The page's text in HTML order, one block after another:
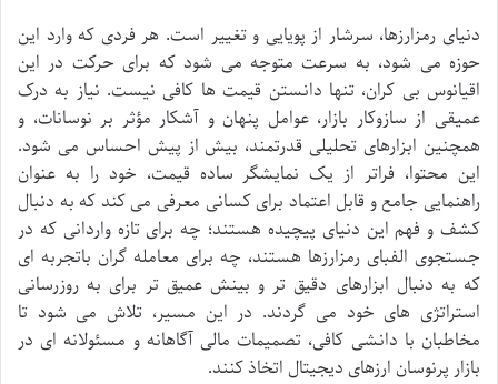
دنیای رمزارزها، سرشار از پویایی و تغییر است. هر فردی که وارد این
حوزه می شود، به سرعت متوجه می شود که برای حرکت در این
اقیانوس بی کران، تنها دانستن قیمت ها کافی نیست. نیاز به درک
عمیقی از سازوکار بازار، عوامل پنهان و آشکار مؤثر بر نوسانات، و
همچنین ابزارهای تحلیلی قدرتمند، بیش از پیش احساس می شود.
این محتوا، فراتر از یک نمایشگر ساده قیمت، خود را به عنوان
راهنمایی جامع و قابل اعتماد برای کسانی معرفی می کند که به دنبال
کشف و فهم این دنیای پیچیده هستند؛ چه برای تازه واردانی که در
جستجوی الفبای رمزارزها هستند، چه برای معامله گران باتجربه ای
که به دنبال ابزارهای دقیق تر و بینش عمیق تر برای به روزرسانی
استراتژی های خود می گردند. در این مسیر، تلاش می شود تا
مخاطبان با دانشی کافی، تصمیمات مالی آگاهانه و مسئولانه ای در
بازار پرنوسان ارزهای دیجیتال اتخاذ کنند.